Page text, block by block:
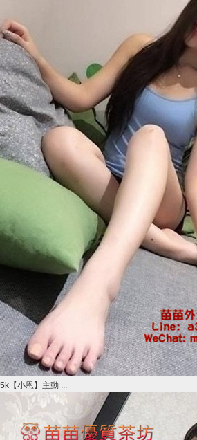
5k【小恩】主動 ...